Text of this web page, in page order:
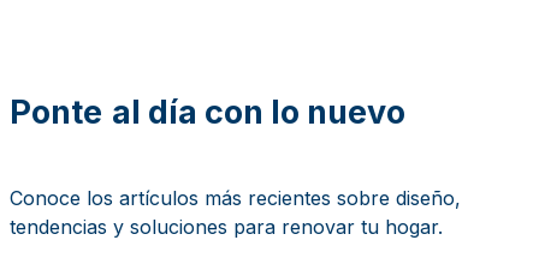
Ponte al día con lo nuevo
Conoce los artículos más recientes sobre diseño,
tendencias y soluciones para renovar tu hogar.